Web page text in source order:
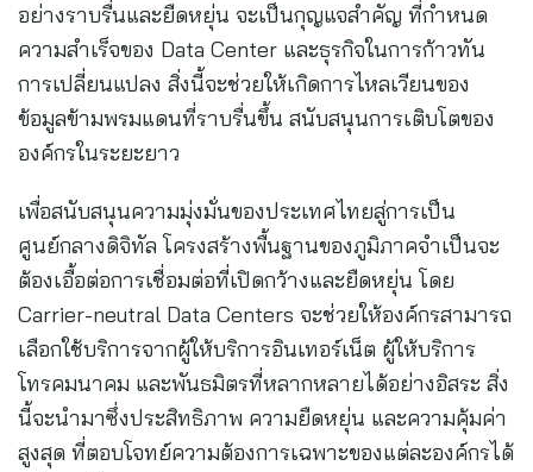
อย่างราบรื่นและยืดหยุ่น จะเป็นกุญแจสำคัญ ที่กำหนด
ความสำเร็จของ Data Center และธุรกิจในการก้าวทัน
การเปลี่ยนแปลง สิ่งนี้จะช่วยให้เกิดการไหลเวียนของ
ข้อมูลข้ามพรมแดนที่ราบรื่นขึ้น สนับสนุนการเติบโตของ
องค์กรในระยะยาว
เพื่อสนับสนุนความมุ่งมั่นของประเทศไทยสู่การเป็น
ศูนย์กลางดิจิทัล โครงสร้างพื้นฐานของภูมิภาคจำเป็นจะ
ต้องเอื้อต่อการเชื่อมต่อที่เปิดกว้างและยืดหยุ่น โดย
Carrier-neutral Data Centers จะช่วยให้องค์กรสามารถ
เลือกใช้บริการจากผู้ให้บริการอินเทอร์เน็ต ผู้ให้บริการ
โทรคมนาคม และพันธมิตรที่หลากหลายได้อย่างอิสระ สิ่ง
นี้จะนำมาซึ่งประสิทธิภาพ ความยืดหยุ่น และความคุ้มค่า
สูงสุด ที่ตอบโจทย์ความต้องการเฉพาะของแต่ละองค์กรได้